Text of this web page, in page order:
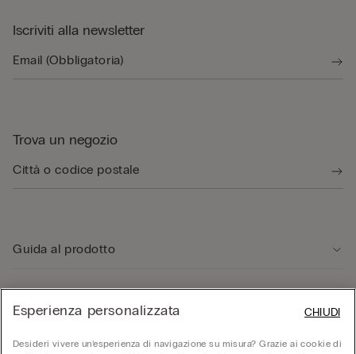
Iscriviti alla newsletter
Trova un negozio
Guida al prodotto
Area Legale
Esperienza personalizzata
Desideri vivere un’esperienza di navigazione su misura? Grazie ai cookie di
CHIUDI